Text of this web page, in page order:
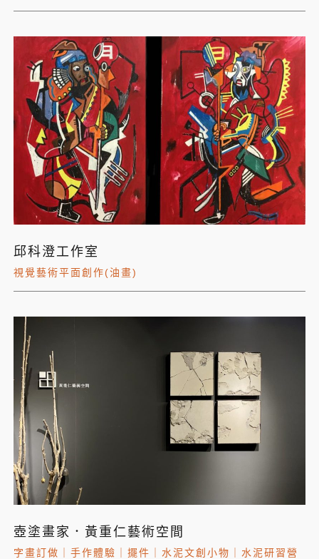
邱科澄工作室
視覺藝術平面創作(油畫)
壺塗畫家．黃重仁藝術空間
字畫訂做 手作體驗 擺件 水泥文創小物
水泥研習營